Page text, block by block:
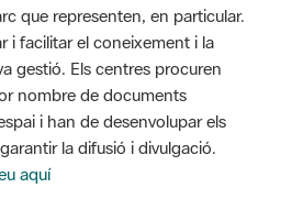
que representen, en particular.
i facilitar el coneixement i la
gestió. Els centres procuren
nombre de documents
i han de desenvolupar els
la difusió i divulgació.
aquí